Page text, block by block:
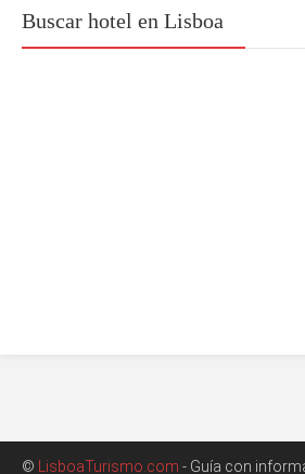
Buscar hotel en Lisboa
© LisboaTurismo.com - Guía con